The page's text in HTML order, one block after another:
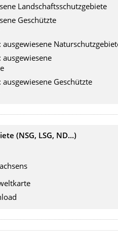
Landschaftsschutzgebiete
Geschützte
Geschützte
(NSG, LSG, ND...)